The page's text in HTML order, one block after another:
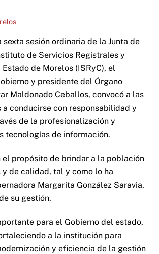
sexta sesión ordinaria de la Junta de
de Servicios Registrales y
de Morelos (ISRyC), el
y presidente del Órgano
Maldonado Ceballos, convocó a las
a conducirse con responsabilidad y
de la profesionalización y
tecnologías de información.
el propósito de brindar a la población
y de calidad, tal y como lo ha
Margarita González Saravia,
su gestión.
para el Gobierno del estado,
a la institución para
y eficiencia de la gestión